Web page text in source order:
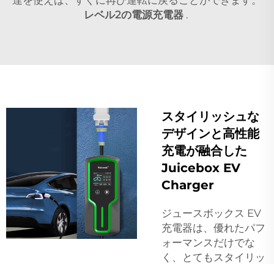
レベル2の電源充電器 .
スタイリッシュな
デザインと高性能
充電が融合した
Juicebox EV
Charger
ジュースボックス EV
充電器は、優れたパフ
ォーマンスだけでな
く、とてもスタイリッ